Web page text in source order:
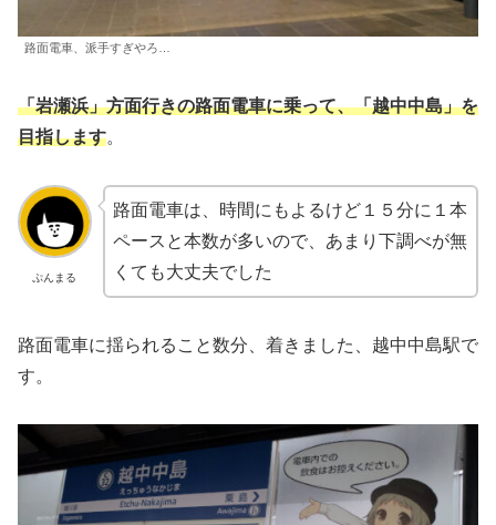
路面電車、派手すぎやろ…
「岩瀬浜」方面行きの路面電車に乗って、「越中中島」を
目指します。
ぷんまる
路面電車は、時間にもよるけど１５分に１本
ペースと本数が多いので、あまり下調べが無
くても大丈夫でした
路面電車に揺られること数分、着きました、越中中島駅で
す。